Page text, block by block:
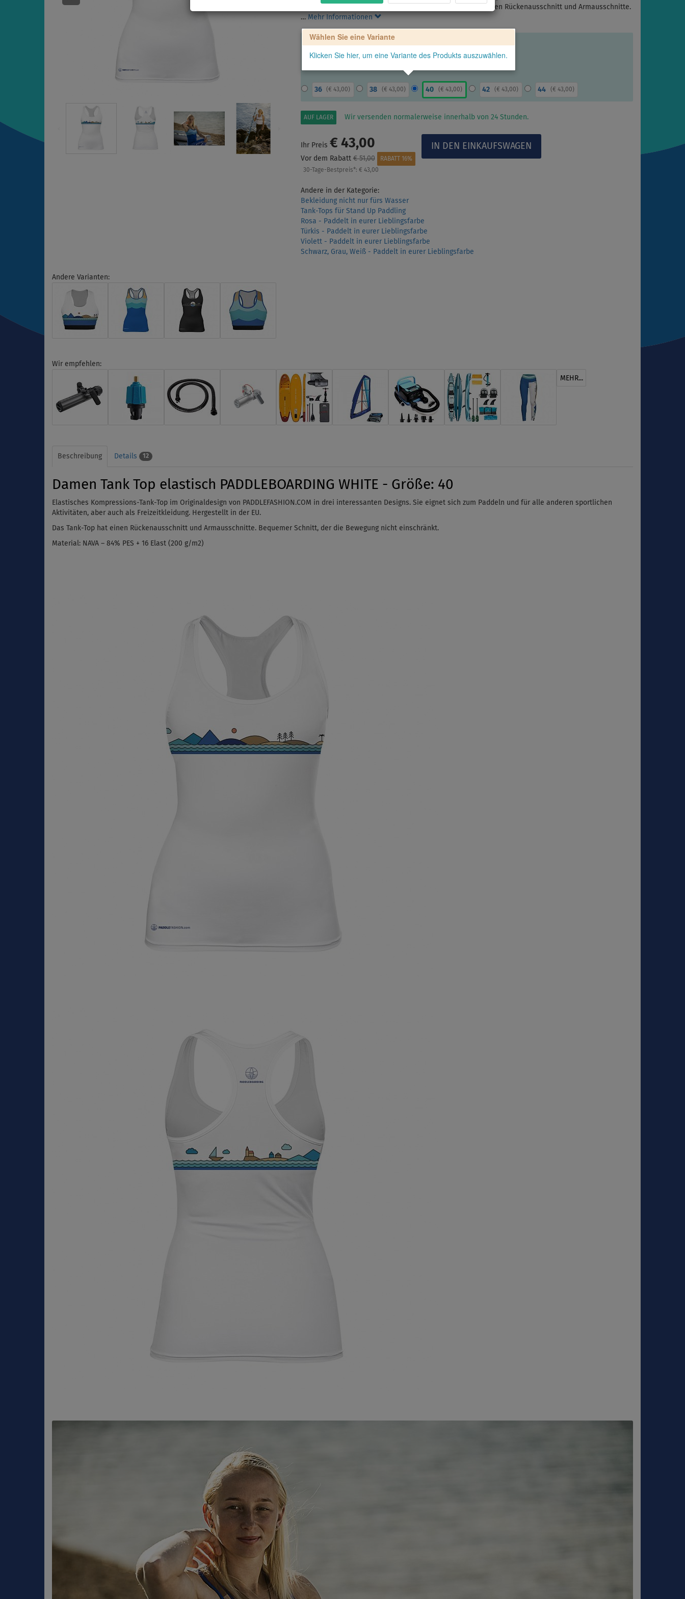
Freizeitkleidung. Hergestellt in der EU. Das Tank-Top hat einen Rückenausschnitt und Armausschnitte.
… Mehr Informationen
Wählen Sie eine Variante
Klicken Sie hier, um eine Variante des Produkts auszuwählen.
36 (€ 43,00) 38 (€ 43,00) 40 (€ 43,00) 42 (€ 43,00) 44 (€ 43,00)
AUF LAGER Wir versenden normalerweise innerhalb von 24 Stunden.
Ihr Preis € 43,00
Vor dem Rabatt€ 51,00
RABATT 16%
30-Tage-Bestpreis*:€ 43,00
Andere in der Kategorie:
Bekleidung nicht nur fürs Wasser
Tank-Tops für Stand Up Paddling
Rosa - Paddelt in eurer Lieblingsfarbe
Türkis - Paddelt in eurer Lieblingsfarbe
Violett - Paddelt in eurer Lieblingsfarbe
Schwarz, Grau, Weiß - Paddelt in eurer Lieblingsfarbe
Andere Varianten:
Wir empfehlen:
MEHR...
Beschreibung Details 12
Damen Tank Top elastisch PADDLEBOARDING WHITE - Größe: 40
Elastisches Kompressions-Tank-Top im Originaldesign von PADDLEFASHION.COM in drei interessanten Designs. Sie eignet sich zum Paddeln und für alle anderen sportlichen
Aktivitäten, aber auch als Freizeitkleidung. Hergestellt in der EU.
Das Tank-Top hat einen Rückenausschnitt und Armausschnitte. Bequemer Schnitt, der die Bewegung nicht einschränkt.
Material: NAVA – 84% PES + 16 Elast (200 g/m2)